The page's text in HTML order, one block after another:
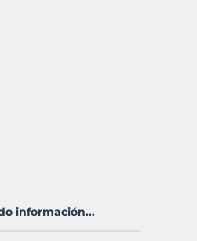
información...